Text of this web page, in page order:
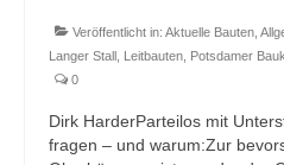
Veröffentlicht in: Aktuelle Bauten
Langer Stall Leitbauten Potsdamer
0
Dirk HarderParteilos mit
fragen – und warum:Zur